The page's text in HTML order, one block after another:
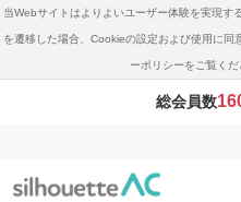
当Webサイトはよりよいユーザー体験を実現す
を遷移した場合、Cookieの設定および使用に
ーポリシーをご覧くだ
総会員数